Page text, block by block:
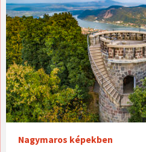
Nagymaros képekben